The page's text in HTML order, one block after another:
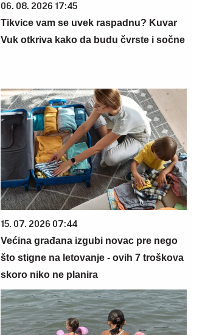
06. 08. 2026 17:45
Tikvice vam se uvek raspadnu? Kuvar
Vuk otkriva kako da budu čvrste i sočne
15. 07. 2026 07:44
Većina građana izgubi novac pre nego
što stigne na letovanje - ovih 7 troškova
skoro niko ne planira